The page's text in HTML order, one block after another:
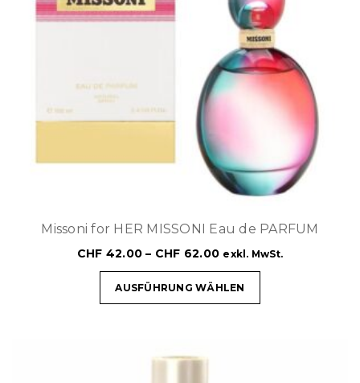
Missoni for HER MISSONI Eau de PARFUM
CHF 42.00 – CHF 62.00 exkl. MwSt.
AUSFÜHRUNG WÄHLEN